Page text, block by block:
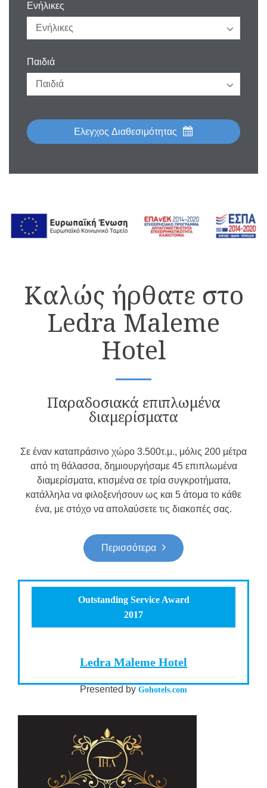
Ενήλικες
Παιδιά
Ελεγχος Διαθεσιμότητας
Καλώς ήρθατε στο
Ledra Maleme
Hotel
Παραδοσιακά επιπλωμένα
διαμερίσματα
Σε έναν καταπράσινο χώρο 3.500τ.μ., μόλις 200 μέτρα
από τη θάλασσα, δημιουργήσαμε 45 επιπλωμένα
διαμερίσματα, κτισμένα σε τρία συγκροτήματα,
κατάλληλα να φιλοξενήσουν ως και 5 άτομα το κάθε
ένα, με στόχο να απολαύσετε τις διακοπές σας.
Περισσότερα
Outstanding Service Award
2017
Ledra Maleme Hotel
Presented by Gohotels.com